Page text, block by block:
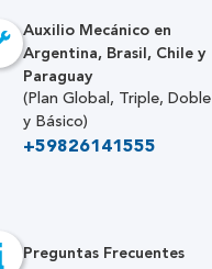
Auxilio Mecánico en
Argentina, Brasil, Chile y
Paraguay
(Plan Global, Triple, Doble
y Básico)
+59826141555
Preguntas Frecuentes